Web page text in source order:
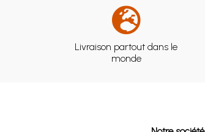
Livraison partout dans le
monde